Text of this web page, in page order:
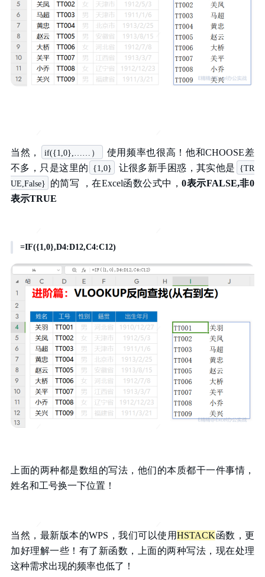
当然， if({1,0},……）
使用频率也很高！他和CHOOSE差
不多，只是这里的
{1,0} 让很多新手困惑，其实他是
{TR
UE,False}
的简写 ，在Excel函数公式中，0表示FALSE,非0
表示TRUE
=IF({1,0},D4:D12,C4:C12)
上面的两种都是数组的写法，他们的本质都干一件事情，
姓名和工号换一下位置！
当然，最新版本的WPS，我们可以使用HSTACK函数，更
加好理解一些！有了新函数，上面的两种写法，现在处理
这种需求出现的频率也低了！